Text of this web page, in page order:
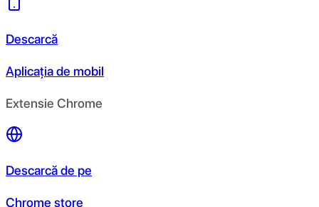
Descarcă
Aplicația de mobil
Extensie Chrome
Descarcă de pe
Chrome store